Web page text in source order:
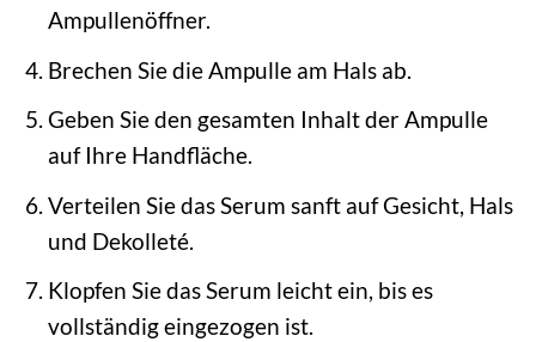
Ampullenöffner.
Brechen Sie die Ampulle am Hals ab.
Geben Sie den gesamten Inhalt der Ampulle
auf Ihre Handfläche.
Verteilen Sie das Serum sanft auf Gesicht, Hals
und Dekolleté.
Klopfen Sie das Serum leicht ein, bis es
vollständig eingezogen ist.